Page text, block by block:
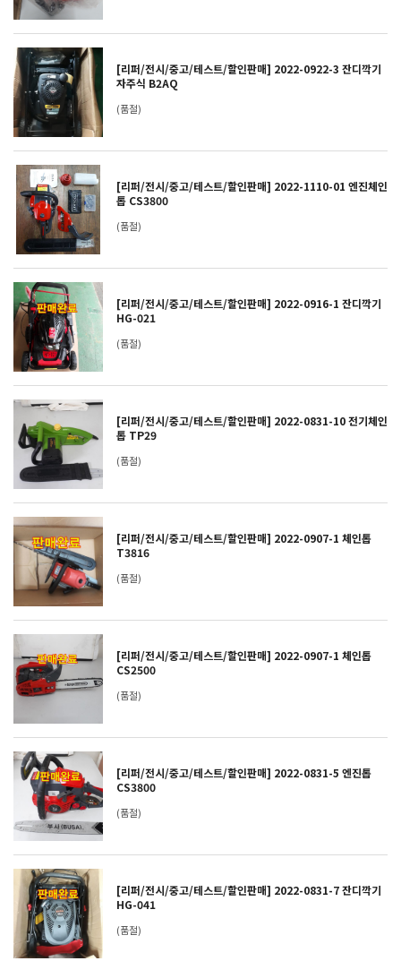
[리퍼/전시/중고/테스트/할인판매] 2022-0922-3 잔디깍기
자주식 B2AQ
(품절)
[리퍼/전시/중고/테스트/할인판매] 2022-1110-01 엔진체인
톱 CS3800
(품절)
[리퍼/전시/중고/테스트/할인판매] 2022-0916-1 잔디깍기
HG-021
(품절)
[리퍼/전시/중고/테스트/할인판매] 2022-0831-10 전기체인
톱 TP29
(품절)
[리퍼/전시/중고/테스트/할인판매] 2022-0907-1 체인톱
T3816
(품절)
[리퍼/전시/중고/테스트/할인판매] 2022-0907-1 체인톱
CS2500
(품절)
[리퍼/전시/중고/테스트/할인판매] 2022-0831-5 엔진톱
CS3800
(품절)
[리퍼/전시/중고/테스트/할인판매] 2022-0831-7 잔디깍기
HG-041
(품절)